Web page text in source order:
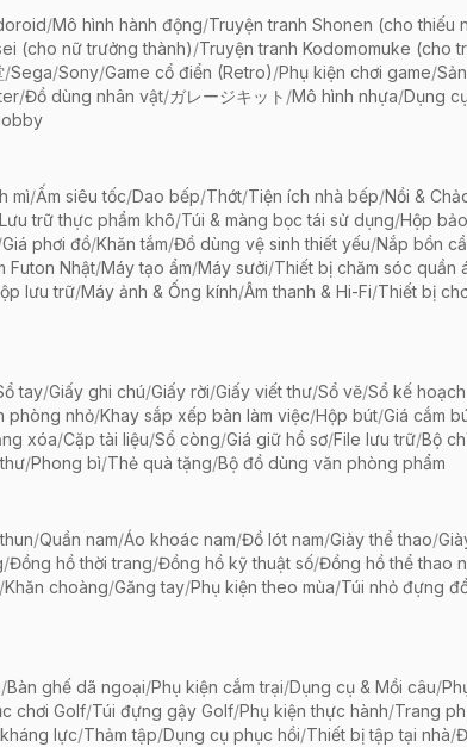
/Mô hình hành động/Truyện tranh Shonen (cho thiếu
(cho nữ trưởng thành)/Truyện tranh Kodomomuke (cho
/Sega/Sony/Game cổ điển (Retro)/Phụ kiện chơi game/
/Đồ dùng nhân vật/ガレージキット /Mô hình nhựa/Dụng
mì/Ấm siêu tốc/Dao bếp/Thớt/Tiện ích nhà bếp/Nồi &
Lưu trữ thực phẩm khô/Túi & màng bọc tái sử dụng/Hộp
Giá phơi đồ/Khăn tắm/Đồ dùng vệ sinh thiết yếu/Nắp bồn
Futon Nhật/Máy tạo ẩm/Máy sưởi/Thiết bị chăm sóc quần
lưu trữ/Máy ảnh & Ống kính/Âm thanh & Hi-Fi/Thiết bị
tay/Giấy ghi chú/Giấy rời/Giấy viết thư/Sổ vẽ/Sổ kế
phòng nhỏ/Khay sắp xếp bàn làm việc/Hộp bút/Giá cắm
xóa/Cặp tài liệu/Sổ còng/Giá giữ hồ sơ/File lưu trữ/Bộ
/Phong bì/Thẻ quà tặng/Bộ đồ dùng văn phòng phẩm
/Quần nam/Áo khoác nam/Đồ lót nam/Giày thể thao/
/Đồng hồ thời trang/Đồng hồ kỹ thuật số/Đồng hồ thể thao
/Khăn choàng/Găng tay/Phụ kiện theo mùa/Túi nhỏ đựng
/Bàn ghế dã ngoại/Phụ kiện cắm trại/Dụng cụ & Mồi câu/
chơi Golf/Túi đựng gậy Golf/Phụ kiện thực hành/Trang
lực/Thảm tập/Dụng cụ phục hồi/Thiết bị tập tại nhà/